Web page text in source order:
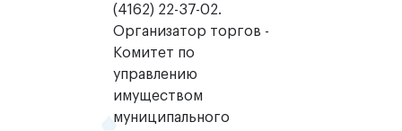
(4162) 22-37-02.
Организатор торгов -
Комитет по
управлению
имуществом
муниципального